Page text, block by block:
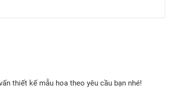
thiết kế mẫu hoa theo yêu cầu bạn nhé!